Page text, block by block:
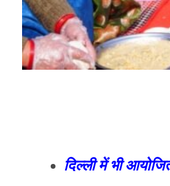
दिल्ली में भी